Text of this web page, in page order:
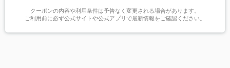
クーポンの内容や利用条件は予告なく変更される場合があります。
ご利用前に必ず公式サイトや公式アプリで最新情報をご確認ください。